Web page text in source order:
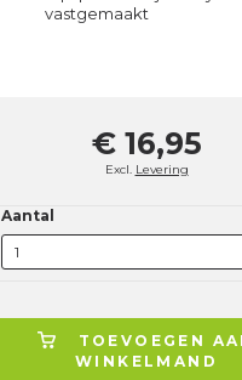
vastgemaakt
€ 16,95
Excl. Levering
Aantal
TOEVOEGEN
WINKELMAND